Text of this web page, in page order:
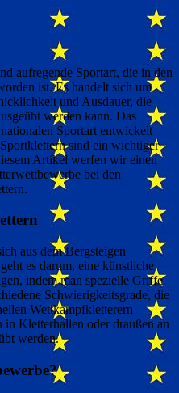
aufregende Sportart, die in den
ist. Es handelt sich um
und Ausdauer, die
werden kann. Das
Sportart entwickelt
sind ein wichtiger
Artikel werfen wir einen
bei den
aus dem Bergsteigen
es darum, eine künstliche
indem man spezielle Griffe
Schwierigkeitsgrade, die
Wettkampfkletterern
Kletterhallen oder draußen an
werden.